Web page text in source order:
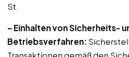
St.
– Einhalten von Sicherheits-
Betriebsverfahren: